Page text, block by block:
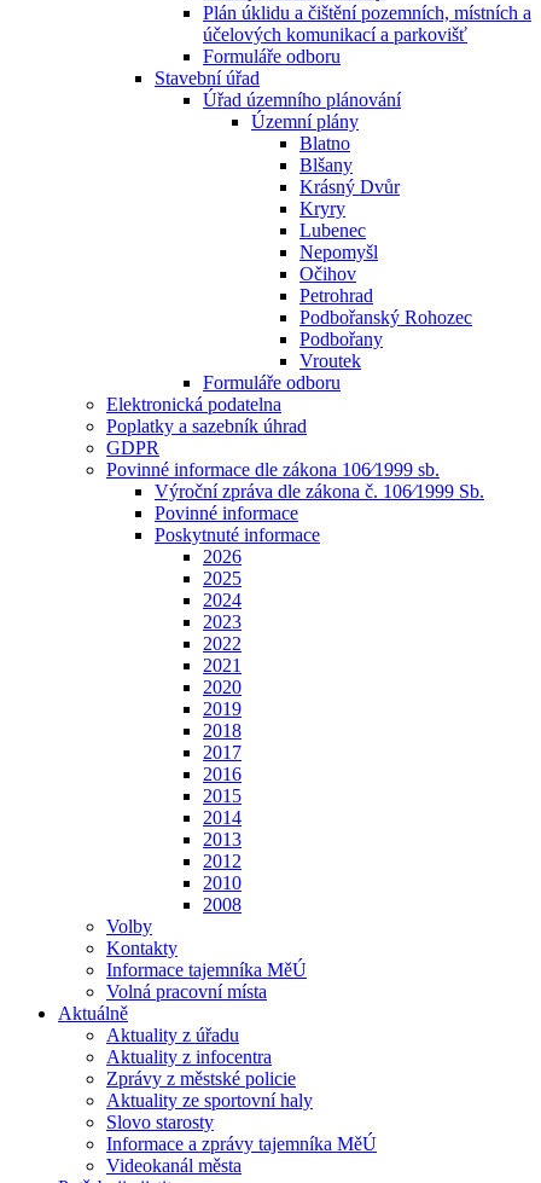
Plán úklidu a čištění pozemních, místních a
účelových komunikací a parkovišť
Formuláře odboru
Stavební úřad
Úřad územního plánování
Územní plány
Blatno
Blšany
Krásný Dvůr
Kryry
Lubenec
Nepomyšl
Očihov
Petrohrad
Podbořanský Rohozec
Podbořany
Vroutek
Formuláře odboru
Elektronická podatelna
Poplatky a sazebník úhrad
GDPR
Povinné informace dle zákona 106⁄1999 sb.
Výroční zpráva dle zákona č. 106⁄1999 Sb.
Povinné informace
Poskytnuté informace
2026
2025
2024
2023
2022
2021
2020
2019
2018
2017
2016
2015
2014
2013
2012
2010
2008
Volby
Kontakty
Informace tajemníka MěÚ
Volná pracovní místa
Aktuálně
Aktuality z úřadu
Aktuality z infocentra
Zprávy z městské policie
Aktuality ze sportovní haly
Slovo starosty
Informace a zprávy tajemníka MěÚ
Videokanál města